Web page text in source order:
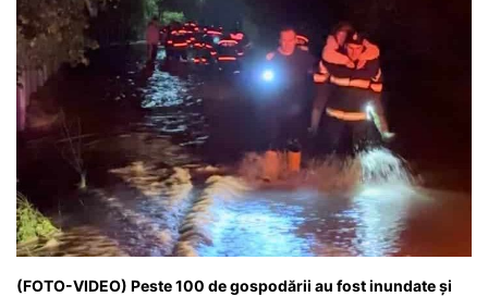
(FOTO-VIDEO) Peste 100 de gospodării au fost inundate și